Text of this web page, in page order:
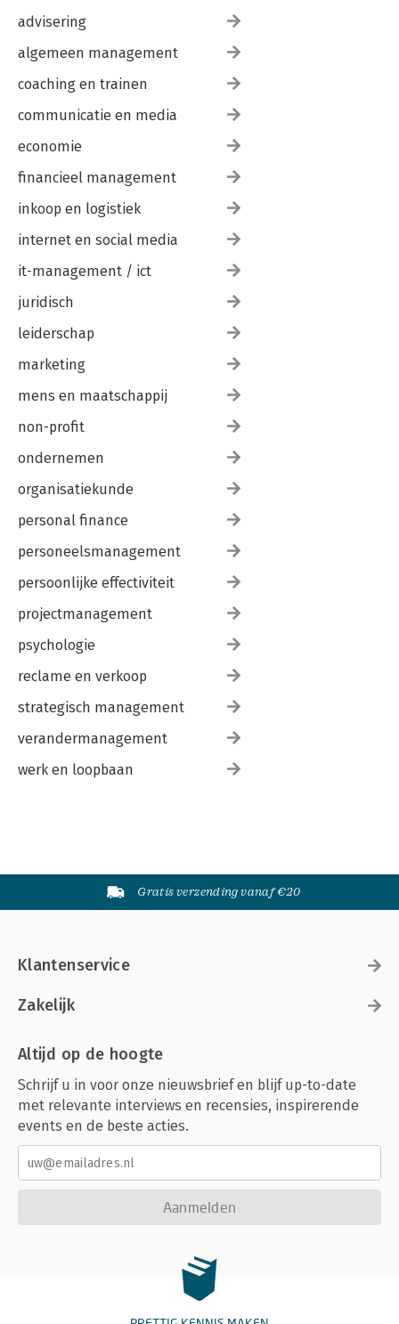
advisering
algemeen management
coaching en trainen
communicatie en media
economie
financieel management
inkoop en logistiek
internet en social media
it-management / ict
juridisch
leiderschap
marketing
mens en maatschappij
non-profit
ondernemen
organisatiekunde
personal finance
personeelsmanagement
persoonlijke effectiviteit
projectmanagement
psychologie
reclame en verkoop
strategisch management
verandermanagement
werk en loopbaan
Gratis verzending vanaf €20
Klantenservice
Zakelijk
Altijd op de hoogte
Schrijf u in voor onze nieuwsbrief en blijf up-to-date
met relevante interviews en recensies, inspirerende
events en de beste acties.
Aanmelden